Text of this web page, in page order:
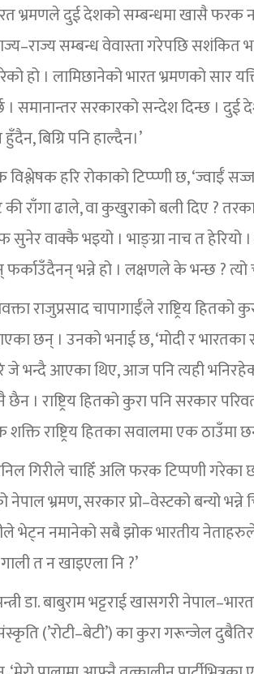
भ्रमणले दुई देशको सम्बन्धमा खासै फरक
सम्बन्ध वेवास्ता गरेपछि सशंकित
हो । लामिछानेको भारत भ्रमणको सार
। समानान्तर सरकारको सन्देश दिन्छ । दुई
बिग्रि पनि हाल्दैन।’
विश्लेषक हरि रोकाको टिप्प्णी छ, ‘ज्वाईँ
राँगा ढाले, वा कुखुराको बली दिए ?
सुनेर वाक्कै भइयो । भाङ्ग्रा नाच त
भन्ने हो । लक्षणले के भन्छ ? त्यो
राजुप्रसाद चापागाईँले राष्ट्रिय
छन् । उनको भनाई छ, ‘मोदी र
जे भन्दै आएका थिए, आज पनि त्यही
। राष्ट्रिय हितको कुरा पनि सरकार
शक्ति राष्ट्रिय हितका सवालमा एक
गिरीले चाहिँ अलि फरक टिप्पणी
नेपाल भ्रमण, सरकार प्रो–वेस्टको बन्यो
भेट्न नमानेको सबै झोक भारतीय
त न खाइएला नि ?’
डा. बाबुराम भट्टराई खासगरी
(’रोटी–बेटी’) का कुरा गरून्जेल दुबैतिर